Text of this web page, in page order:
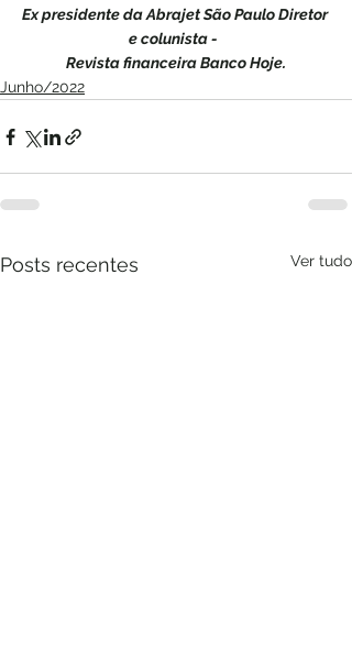
Ex presidente da Abrajet São Paulo Diretor
e colunista -
Revista financeira Banco Hoje.
Junho/2022
Posts recentes Ver tudo